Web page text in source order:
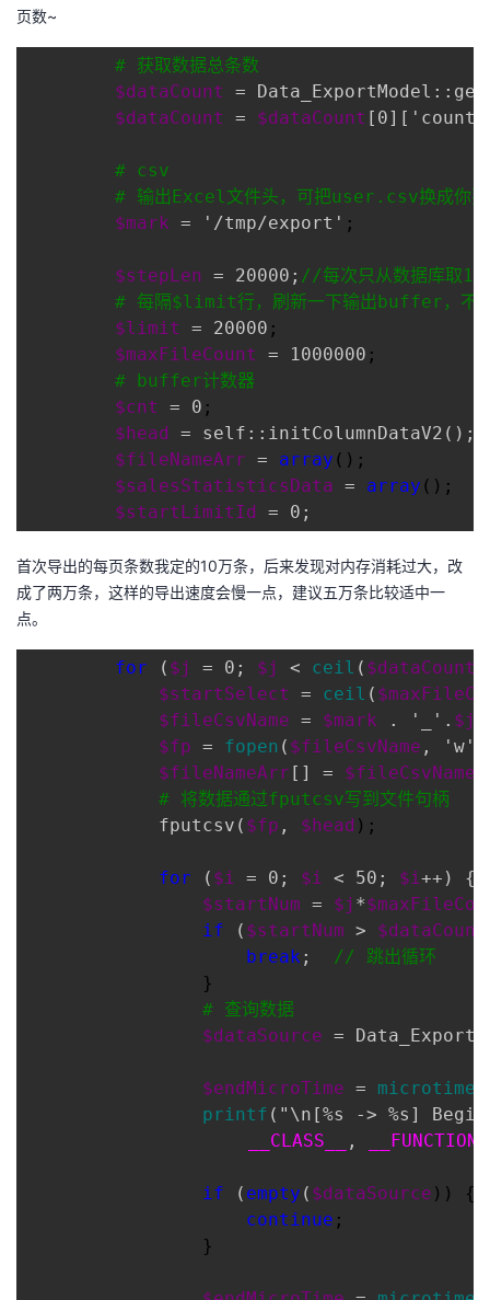
页数~
# 获取数据总条数
$dataCount
=
$dataCount
= $dataCount
# csv
# 输出Excel文件头，可把user.csv换成你要
$mark = '/tmp/export' ;
$stepLen = 20000; //每次只从数据库取
# 每隔$limit行，刷新一下输出buffer，不要
$limit
= 20000 ;
$maxFileCount
= 1000000 ;
# buffer计数器
$cnt
= 0 ;
$head
= self::initColumnDataV2();
$fileNameArr = array ();
$salesStatisticsData
= array ();
$startLimitId
= 0;
首次导出的每页条数我定的10万条，后来发现对内存消耗过大，改
成了两万条，这样的导出速度会慢一点，建议五万条比较适中一
点。
for ( $j = 0; $j < ceil ( $dataCount
$startSelect
= ceil (
$fileCsvName = $mark . '_'. $j
$fp = fopen ( $fileCsvName ,
$fileNameArr [] = $fileCsvName
# 将数据通过fputcsv写到文件句柄
            fputcsv(
$fp , $head );
for ( $i = 0; $i < 50; $i++) {
$startNum = $j *
if ( $startNum > $dataCount
break ; //
跳出循环
                }
# 查询数据
$dataSource =
$endMicroTime = microtime
printf ("\n[%s -> %s]
__CLASS__
,
if ( empty ( $dataSource )) {
continue ;
                }